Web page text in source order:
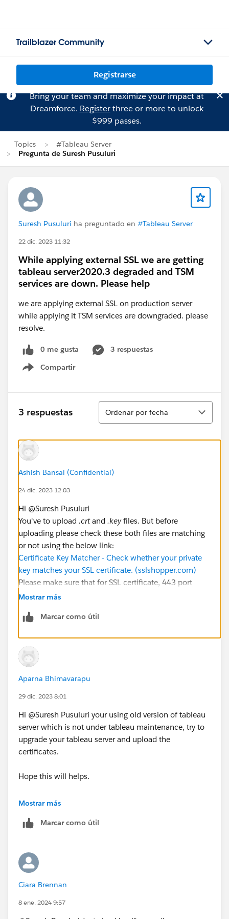
Trailblazer Community
Registrarse
Bring your team and maximize your impact at
Dreamforce. Registerthree or more to unlock
$999 passes.
Topics
#Tableau Server
Pregunta de Suresh Pusuluri
Suresh Pusuluri ha preguntado en #Tableau Server
22 dic. 2023 11:32
While applying external SSL we are getting
tableau server2020.3 degraded and TSM
services are down. Please help
we are applying external SSL on production server
while applying it TSM services are downgraded. please
resolve.
0 me gusta
3 respuestas
Compartir
Show menu
3 respuestas
Ordenar
Ordenar por fecha
Ashish Bansal (Confidential)
24 dic. 2023 12:03
Hi @Suresh Pusuluri​
You've to upload .crtand .keyfiles. But before
uploading please check these both files are matching
or not using the below link:
Certificate Key Matcher - Check whether your private
key matches your SSL certificate. (sslshopper.com)
Please make sure that for SSL certificate, 443 port
should not use in another process.
Ashish Bansal (Tableau Forums Ambassador 2023)
Mostrar más
Marcar como útil
Aparna Bhimavarapu
29 dic. 2023 8:01
Hi @Suresh Pusuluri​ your using old version of tableau
server which is not under tableau maintenance, try to
upgrade your tableau server and upload the
certificates.
Hope this will helps.
Regards,
Mostrar más
Marcar como útil
Ciara Brennan
8 ene. 2024 9:57